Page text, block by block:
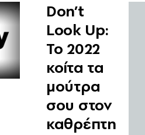
Don’t
Look Up:
Το 2022
κοίτα τα
μούτρα
σου στον
καθρέπτη